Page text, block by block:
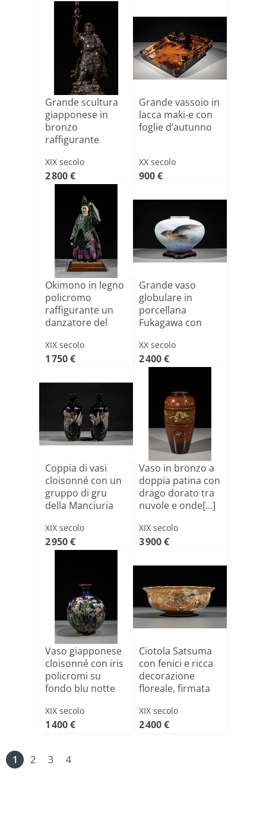
Grande scultura
giapponese in
bronzo
raffigurante
XIX secolo
2 800 €
Grande vassoio in
lacca maki-e con
foglie d’autunno
XX secolo
900 €
Okimono in legno
policromo
raffigurante un
danzatore del
XIX secolo
1 750 €
Grande vaso
globulare in
porcellana
Fukagawa con
XX secolo
2 400 €
Coppia di vasi
cloisonné con un
gruppo di gru
della Manciuria
XIX secolo
2 950 €
Vaso in bronzo a
doppia patina con
drago dorato tra
nuvole e onde[...]
XIX secolo
3 900 €
Vaso giapponese
cloisonné con iris
policromi su
fondo blu notte
XIX secolo
1 400 €
Ciotola Satsuma
con fenici e ricca
decorazione
floreale, firmata
XIX secolo
2 400 €
1 2 3 4